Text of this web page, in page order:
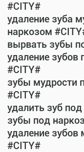
#CITY#
удаление зуба
наркозом
вырвать зубы
удаление
#CITY#
зубы мудрости
#CITY#
удалить зуб
зубы под
удаление зубов
#CITY#